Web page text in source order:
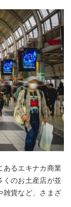
あるエキナカ商業
くのお土産店が並
雑貨など、さまざ